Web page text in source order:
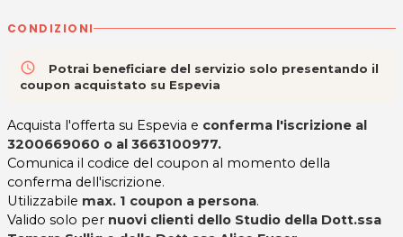
CONDIZIONI
access_time
Potrai beneficiare del servizio solo presentando il
coupon acquistato su Espevia
Acquista l'offerta su Espevia e conferma l'iscrizione al
3200669060 o al 3663100977.
Comunica il codice del coupon al momento della
conferma dell'iscrizione.
Utilizzabile max. 1 coupon a persona.
Valido solo per nuovi clienti dello Studio della Dott.ssa